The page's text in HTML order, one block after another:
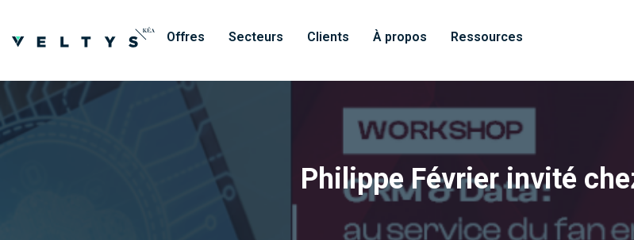
Offres Secteurs Clients À propos Ressources
Philippe Février invité